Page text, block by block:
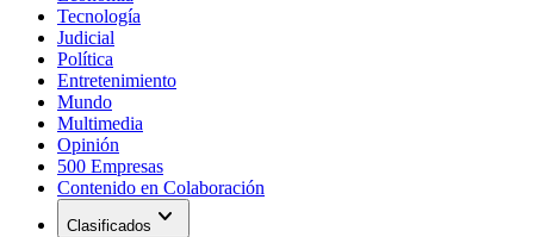
Tecnología
Judicial
Política
Entretenimiento
Mundo
Multimedia
Opinión
500 Empresas
Contenido en Colaboración
Clasificados expand_more